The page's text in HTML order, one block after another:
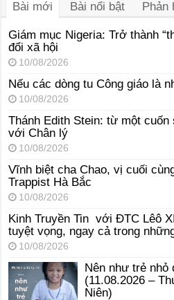
Bài mới Bài nổi bật Phản
Giám mục Nigeria: Trở thành
đổi xã hội
10/08/2026
Nếu các dòng tu Công giáo là
10/08/2026
Thánh Edith Stein: từ một
với Chân lý
10/08/2026
Vĩnh biệt cha Chao, vị cuối
Trappist Hà Bắc
10/08/2026
Kinh Truyền Tin với ĐTC Lêô
tuyệt vọng, ngay cả trong
10/08/2026
Nên như trẻ
(11.08.2026 –
Niên)